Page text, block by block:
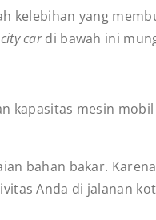
kelebihan yang
city cardi bawah ini
kapasitas mesin
bahan bakar.
Anda di jalanan